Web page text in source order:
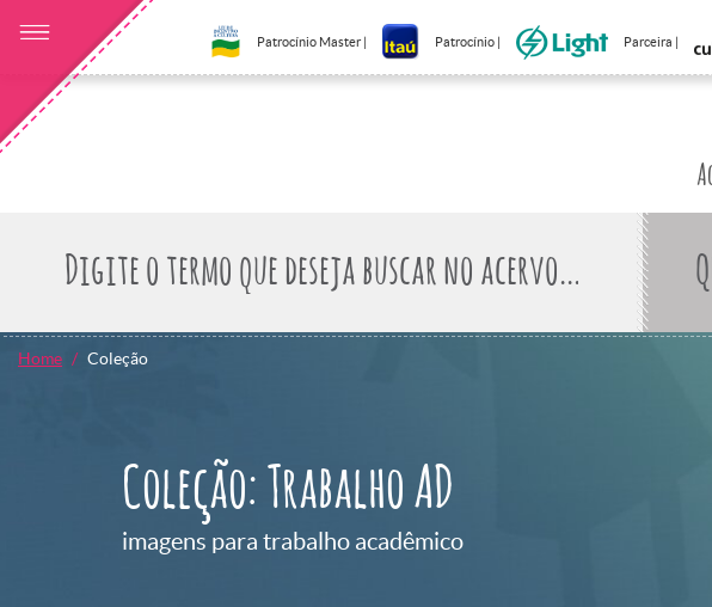
Patrocínio Master | Patrocínio | Parceira |
Home Coleção
Coleção: Trabalho AD
imagens para trabalho acadêmico